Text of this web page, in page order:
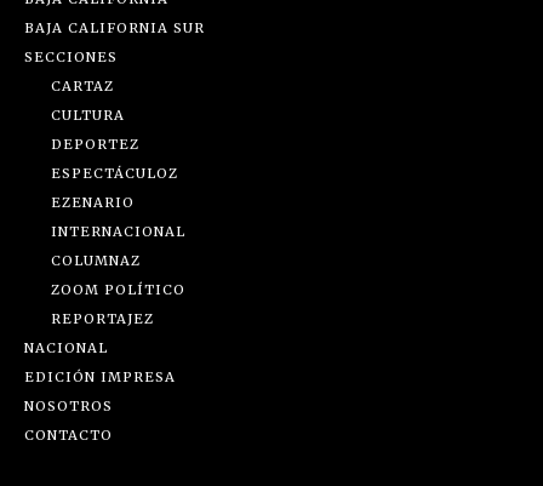
BAJA CALIFORNIA SUR
SECCIONES
CARTAZ
CULTURA
DEPORTEZ
ESPECTÁCULOZ
EZENARIO
INTERNACIONAL
COLUMNAZ
ZOOM POLÍTICO
REPORTAJEZ
NACIONAL
EDICIÓN IMPRESA
NOSOTROS
CONTACTO